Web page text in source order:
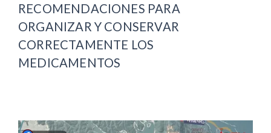
RECOMENDACIONES PARA
ORGANIZAR Y CONSERVAR
CORRECTAMENTE LOS
MEDICAMENTOS